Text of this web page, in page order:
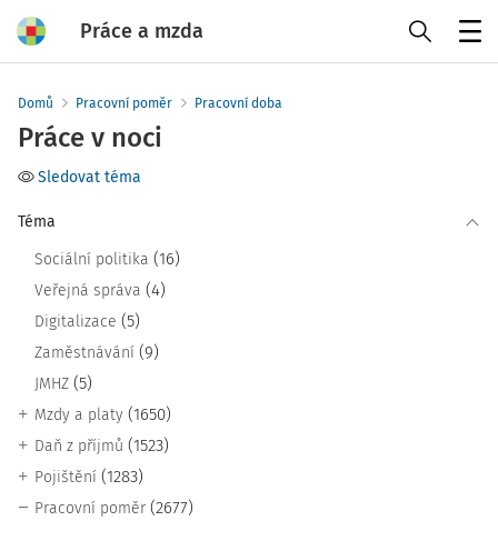
Práce a mzda
Domů Pracovní poměr Pracovní doba
Práce v noci
Sledovat téma
Téma
Sociální politika (16)
Veřejná správa (4)
Digitalizace (5)
Zaměstnávání (9)
JMHZ (5)
Mzdy a platy (1650)
Daň z příjmů (1523)
Pojištění (1283)
Pracovní poměr (2677)